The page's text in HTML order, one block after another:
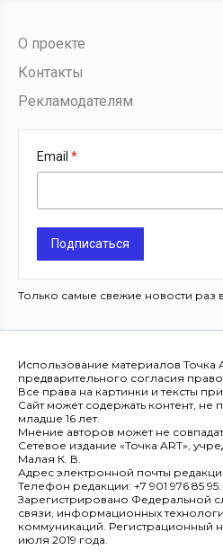
О проекте
Контакты
Рекламодателям
Email
Подписаться
Только самые свежие новости раз
Использование материалов Точка
предварительного согласия
Все права на картинки и тексты
Сайт может содержать контент, не
младше 16 лет.
Мнение авторов может не
Сетевое издание «Точка ART»,
Малая К. В.
Адрес электронной почты
Телефон редакции: +7 901 976 85 95.
Зарегистрировано Федеральной
связи, информационных
коммуникаций. Регистрационный
июля 2019 года.